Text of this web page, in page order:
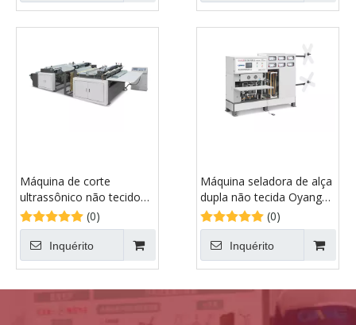
Máquina de corte
ultrassônico não tecido
ONL-H1200 (0)
Inquérito
Máquina seladora de alça
dupla não tecida Oyang
15-ONL-F700(0)
Inquérito